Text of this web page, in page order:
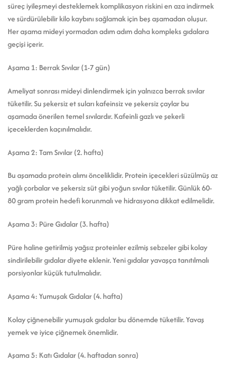
süreç iyileşmeyi desteklemek komplikasyon riskini en aza indirmek
ve sürdürülebilir kilo kaybını sağlamak için beş aşamadan oluşur.
Her aşama mideyi yormadan adım adım daha kompleks gıdalara
geçişi içerir.
Aşama 1: Berrak Sıvılar (1-7 gün)
Ameliyat sonrası mideyi dinlendirmek için yalnızca berrak sıvılar
tüketilir. Su şekersiz et suları kafeinsiz ve şekersiz çaylar bu
aşamada önerilen temel sıvılardır. Kafeinli gazlı ve şekerli
içeceklerden kaçınılmalıdır.
Aşama 2: Tam Sıvılar (2. hafta)
Bu aşamada protein alımı önceliklidir. Protein içecekleri süzülmüş az
yağlı çorbalar ve şekersiz süt gibi yoğun sıvılar tüketilir. Günlük 60-
80 gram protein hedefi korunmalı ve hidrasyona dikkat edilmelidir.
Aşama 3: Püre Gıdalar (3. hafta)
Püre haline getirilmiş yağsız proteinler ezilmiş sebzeler gibi kolay
sindirilebilir gıdalar diyete eklenir. Yeni gıdalar yavaşça tanıtılmalı
porsiyonlar küçük tutulmalıdır.
Aşama 4: Yumuşak Gıdalar (4. hafta)
Kolay çiğnenebilir yumuşak gıdalar bu dönemde tüketilir. Yavaş
yemek ve iyice çiğnemek önemlidir.
Aşama 5: Katı Gıdalar (4. haftadan sonra)